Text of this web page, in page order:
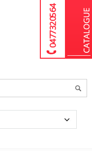
04 77 32 05 64